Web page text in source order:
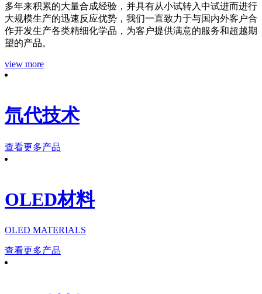
多年来积累的大量合成经验，并具有从小试转入中试进而进行
大规模生产的迅速反应优势，我们一直致力于与国内外客户合
作开发生产各类精细化学品，为客户提供满意的服务和超越期
望的产品。
view more
氘代技术
查看更多产品
OLED材料
OLED MATERIALS
查看更多产品